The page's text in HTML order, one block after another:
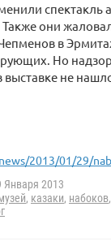
спектакль
они
в
Но
не
2013/01/29/
Января 2013
, казаки, набоков,